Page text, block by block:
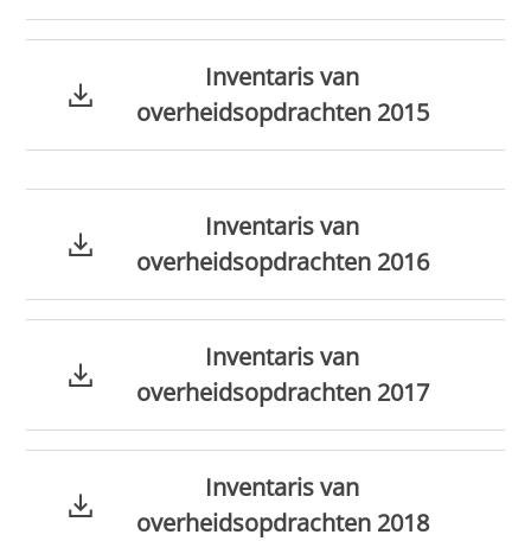
Inventaris van
overheidsopdrachten 2015
Inventaris van
overheidsopdrachten 2016
Inventaris van
overheidsopdrachten 2017
Inventaris van
overheidsopdrachten 2018